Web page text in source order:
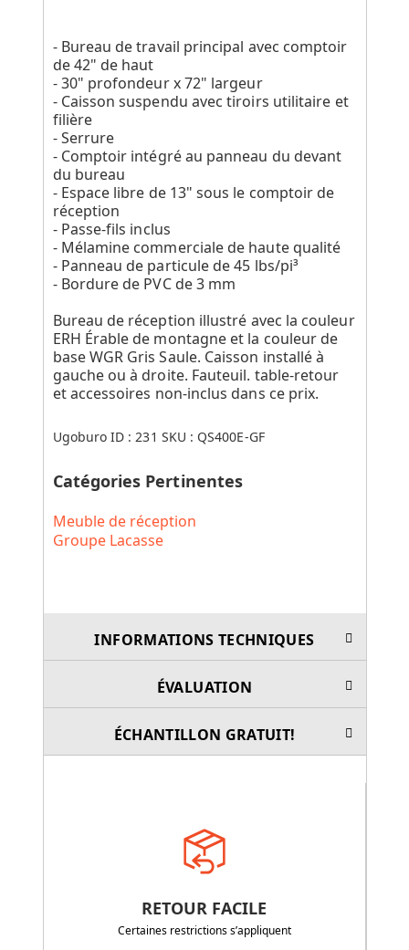
- Bureau de travail principal avec comptoir
de 42" de haut
- 30" profondeur x 72" largeur
- Caisson suspendu avec tiroirs utilitaire et
filière
- Serrure
- Comptoir intégré au panneau du devant
du bureau
- Espace libre de 13" sous le comptoir de
réception
- Passe-fils inclus
- Mélamine commerciale de haute qualité
- Panneau de particule de 45 lbs/pi³
- Bordure de PVC de 3 mm
Bureau de réception illustré avec la couleur
ERH Érable de montagne et la couleur de
base WGR Gris Saule. Caisson installé à
gauche ou à droite. Fauteuil. table-retour
et accessoires non-inclus dans ce prix.
Ugoburo ID : 231 SKU : QS400E-GF
Catégories Pertinentes
Meuble de réception
Groupe Lacasse
INFORMATIONS TECHNIQUES
ÉVALUATION
ÉCHANTILLON GRATUIT!
RETOUR FACILE
Certaines restrictions s’appliquent